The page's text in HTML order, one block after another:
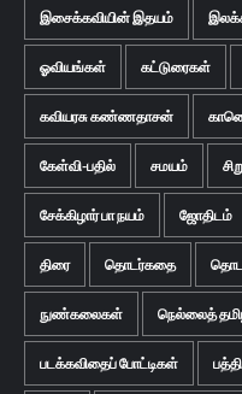
இசைக்கவியின் இதயம்
ஓவியங்கள் கட்டுரைகள்
கவியரசு கண்ணதாசன்
கேள்வி-பதில் சமயம்
சேக்கிழார் பா நயம் ஜோதிடம்
திரை தொடர்கதை
நுண்கலைகள் நெல்லைத்
படக்கவிதைப் போட்டிகள்